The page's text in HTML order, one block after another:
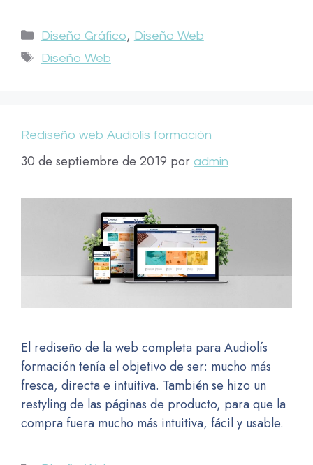
Diseño Gráfico, Diseño Web
Diseño Web
Rediseño web Audiolís formación
30 de septiembre de 2019 por admin
El rediseño de la web completa para Audiolís
formación tenía el objetivo de ser: mucho más
fresca, directa e intuitiva. También se hizo un
restyling de las páginas de producto, para que la
compra fuera mucho más intuitiva, fácil y usable.